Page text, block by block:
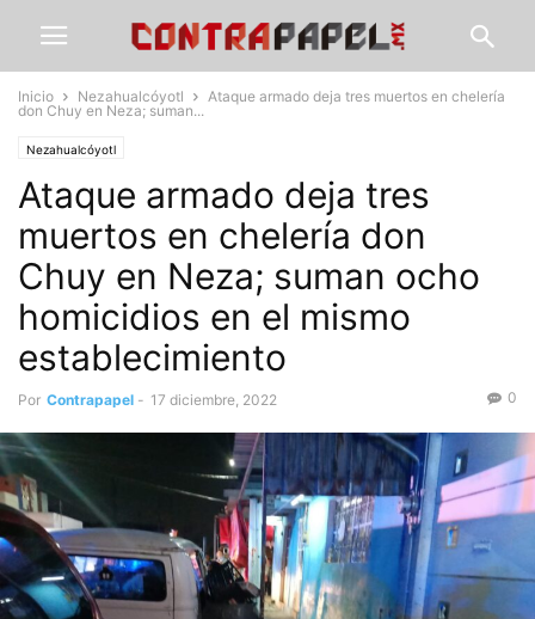
Inicio Nezahualcóyotl
Ataque armado deja tres muertos en chelería
don Chuy en Neza; suman...
Nezahualcóyotl
Ataque armado deja tres
muertos en chelería don
Chuy en Neza; suman ocho
homicidios en el mismo
establecimiento
Por Contrapapel - 17 diciembre, 2022 0